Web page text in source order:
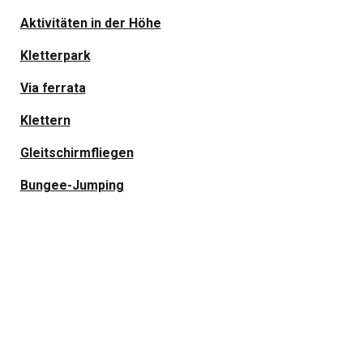
Aktivitäten in der Höhe
Kletterpark
Via ferrata
Klettern
Gleitschirmfliegen
Bungee-Jumping